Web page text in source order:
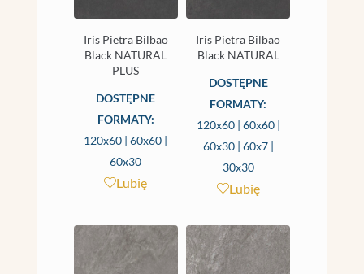
Iris Pietra Bilbao
Black NATURAL
PLUS
DOSTĘPNE
FORMATY:
120x60 | 60x60 |
60x30
Lubię
Iris Pietra Bilbao
Black NATURAL
DOSTĘPNE
FORMATY:
120x60 | 60x60 |
60x30 | 60x7 |
30x30
Lubię